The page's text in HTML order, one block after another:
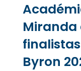
Miranda
Byron